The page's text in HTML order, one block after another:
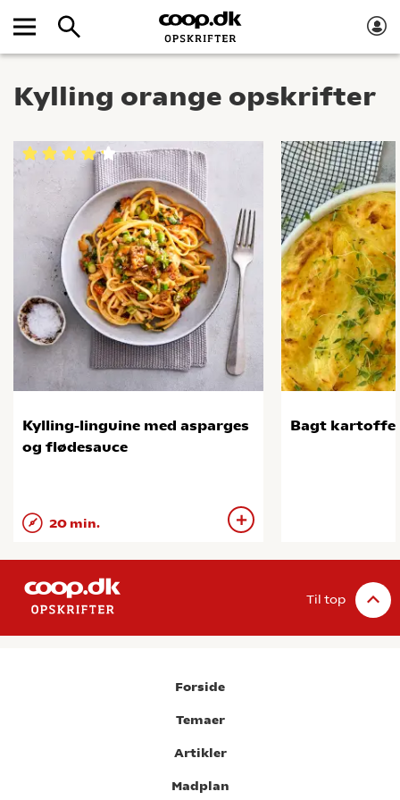
Kylling orange opskrifter
Kylling-linguine med asparges
og flødesauce
20 min.
Bagt
Til top
Forside
Temaer
Artikler
Madplan